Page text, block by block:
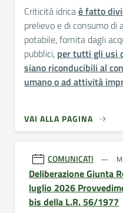
Criticità idricaè fatto
prelievo e di consumo di
potabile, fornita dagli
pubblici, per tutti gli usi
siano riconducibili al
umano o ad attività
VAI ALLA PAGINA
COMUNICATI
Deliberazione Giunta
luglio 2026
bis della L.R. 56/1977